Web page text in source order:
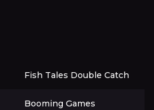
Fish Tales Double Catch
Booming Games